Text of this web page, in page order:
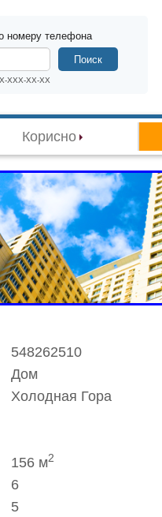
номеру телефона
XXX-XX-XX
Поиск
Корисно
548262510
Дом
Холодная Гора
156 м2
6
5